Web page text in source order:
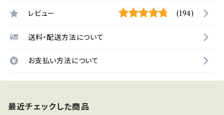
レビュー (194)
送料・配送方法について
お支払い方法について
最近チェックした商品